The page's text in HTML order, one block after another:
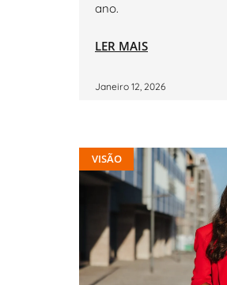
ano.
LER MAIS
Janeiro 12, 2026
VISÃO